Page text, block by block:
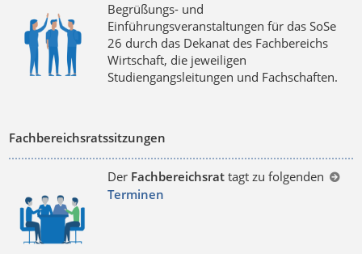
Begrüßungs- und
Einführungsveranstaltungen für das SoSe
26 durch das Dekanat des Fachbereichs
Wirtschaft, die jeweiligen
Studiengangsleitungen und Fachschaften.
Fachbereichsratssitzungen
Der Fachbereichsrattagt zu folgenden
Terminen